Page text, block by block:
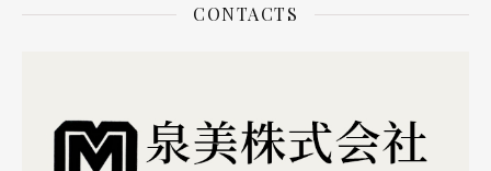
CONTACTS